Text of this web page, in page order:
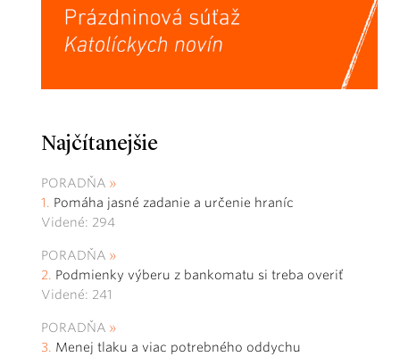
Najčítanejšie
PORADŇA
Pomáha jasné zadanie a určenie hraníc
Videné: 294
PORADŇA
Podmienky výberu z bankomatu si treba overiť
Videné: 241
PORADŇA
Menej tlaku a viac potrebného oddychu